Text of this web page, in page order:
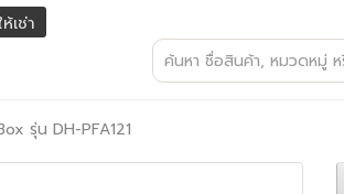
เช่า
รุ่น DH-PFA121